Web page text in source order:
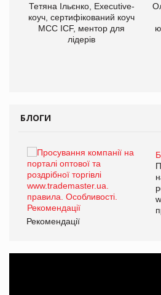
Тетяна Ільєнко, Executive-
коуч, сертифікований коуч
МСС ICF, ментор для
лідерів
БЛОГИ
Рекомендації